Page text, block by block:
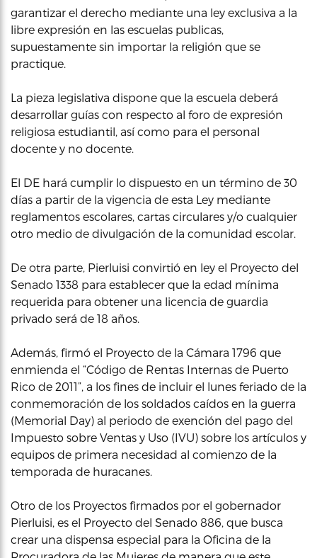
garantizar el derecho mediante una ley exclusiva a la
libre expresión en las escuelas publicas,
supuestamente sin importar la religión que se
practique.
La pieza legislativa dispone que la escuela deberá
desarrollar guías con respecto al foro de expresión
religiosa estudiantil, así como para el personal
docente y no docente.
El DE hará cumplir lo dispuesto en un término de 30
días a partir de la vigencia de esta Ley mediante
reglamentos escolares, cartas circulares y/o cualquier
otro medio de divulgación de la comunidad escolar.
De otra parte, Pierluisi convirtió en ley el Proyecto del
Senado 1338 para establecer que la edad mínima
requerida para obtener una licencia de guardia
privado será de 18 años.
Además, firmó el Proyecto de la Cámara 1796 que
enmienda el “Código de Rentas Internas de Puerto
Rico de 2011”, a los fines de incluir el lunes feriado de la
conmemoración de los soldados caídos en la guerra
(Memorial Day) al periodo de exención del pago del
Impuesto sobre Ventas y Uso (IVU) sobre los artículos y
equipos de primera necesidad al comienzo de la
temporada de huracanes.
Otro de los Proyectos firmados por el gobernador
Pierluisi, es el Proyecto del Senado 886, que busca
crear una dispensa especial para la Oficina de la